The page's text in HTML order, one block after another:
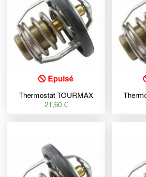
Epuisé
Thermostat TOURMAX
Suzuki SV650N
21,60 €